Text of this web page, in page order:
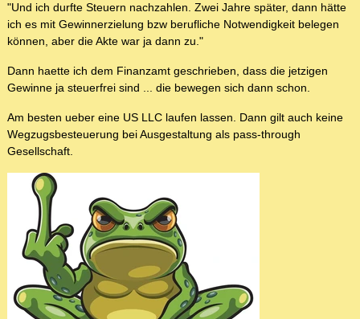
"Und ich durfte Steuern nachzahlen. Zwei Jahre später, dann hätte
ich es mit Gewinnerzielung bzw berufliche Notwendigkeit belegen
können, aber die Akte war ja dann zu."
Dann haette ich dem Finanzamt geschrieben, dass die jetzigen
Gewinne ja steuerfrei sind ... die bewegen sich dann schon.
Am besten ueber eine US LLC laufen lassen. Dann gilt auch keine
Wegzugsbesteuerung bei Ausgestaltung als pass-through
Gesellschaft.